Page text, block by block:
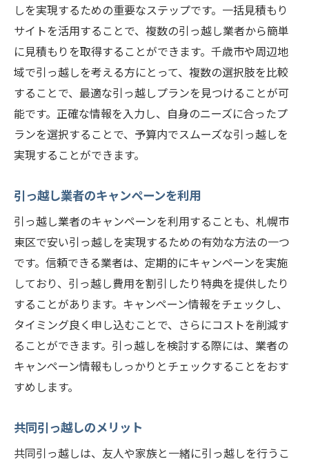
しを実現するための重要なステップです。一括見積もり
サイトを活用することで、複数の引っ越し業者から簡単
に見積もりを取得することができます。千歳市や周辺地
域で引っ越しを考える方にとって、複数の選択肢を比較
することで、最適な引っ越しプランを見つけることが可
能です。正確な情報を入力し、自身のニーズに合ったプ
ランを選択することで、予算内でスムーズな引っ越しを
実現することができます。
引っ越し業者のキャンペーンを利用
引っ越し業者のキャンペーンを利用することも、札幌市
東区で安い引っ越しを実現するための有効な方法の一つ
です。信頼できる業者は、定期的にキャンペーンを実施
しており、引っ越し費用を割引したり特典を提供したり
することがあります。キャンペーン情報をチェックし、
タイミング良く申し込むことで、さらにコストを削減す
ることができます。引っ越しを検討する際には、業者の
キャンペーン情報もしっかりとチェックすることをおす
すめします。
共同引っ越しのメリット
共同引っ越しは、友人や家族と一緒に引っ越しを行うこ